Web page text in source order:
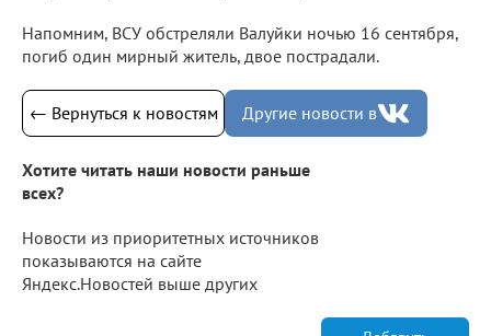
Напомним, ВСУ обстреляли Валуйки ночью 16 сентября,
погиб один мирный житель, двое пострадали.
← Вернуться к новостям Другие новости в
Хотите читать наши новости раньше
всех?
Новости из приоритетных источников
показываются на сайте
Яндекс.Новостей выше других